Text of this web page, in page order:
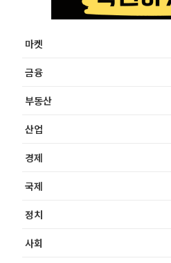
마켓
금융
부동산
산업
경제
국제
정치
사회